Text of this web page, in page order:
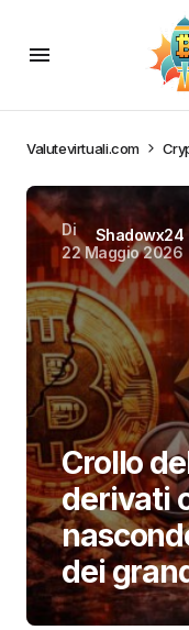
Valutevirtuali.com
Di
Shadowx24
22 Maggio 2026
Crollo
derivati
dei